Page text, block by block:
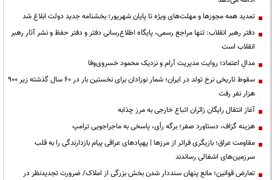
تمدید همه مجوزها و مهلت‌های ویژه تا پایان شهریور؛ بخشنامه جدید دولت ابلاغ شد
دفتر رهبر انقلاب: تنها مراجع رسمی، پایگاه اطلاع‌رسانی دفتر و دفتر حفظ و نشر آثار رهبر
انقلاب است
مدالِ اعتماد؛ روایت مدیریت آرام و نزدیک محمود خسروی‌وفا
سقوط تاریخی نرخ تولد در ایران؛ شمار نوزادان برای نخستین بار در ۶۰ سال گذشته زیر ۹۰۰
هزار نفر رفت
آغاز انتقال رایگان زائران اتباع خارجی به مرز چذابه
هزینه گزاف، دستاورد صفر؛ برگه رأی، پاسخی به ماجراجویی ترامپ
مقاومت عراق؛ بازیگری فراتر از مرزها | پهپادهای عراقی پیام بازدارندگی را به قلب
سرزمین‌های اشغالی رساندند
تعارض قوانین؛ مانع پنهان سنددار شدن بخش بزرگی از املاک/ ضرورت تجدیدنظر در